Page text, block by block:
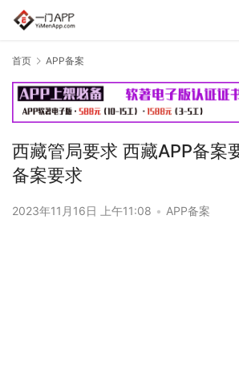
首页 APP备案
西藏管局要求 西藏APP备案
备案要求
2023年11月16日 上午11:08 • APP备案